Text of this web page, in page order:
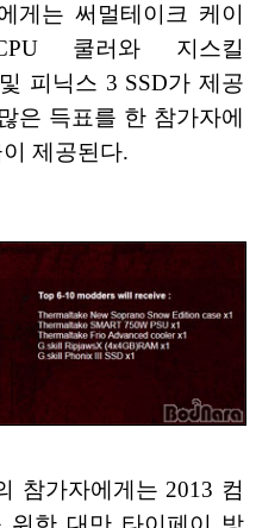
게는 써멀테이크 케이
쿨러와 지스킬
피닉스 3 SSD가 제공
은 득표를 한 참가자에
제공된다.
참가자에게는 2013 컴